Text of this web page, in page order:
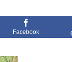
Facebook